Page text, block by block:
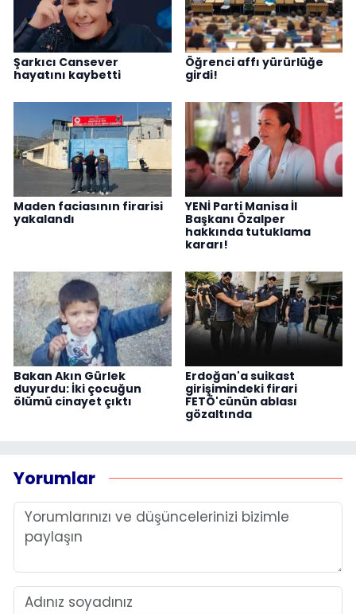
Şarkıcı Cansever
hayatını kaybetti
Öğrenci affı yürürlüğe
girdi!
Maden faciasının firarisi
yakalandı
YENİ Parti Manisa İl
Başkanı Özalper
hakkında tutuklama
kararı!
Bakan Akın Gürlek
duyurdu: İki çocuğun
ölümü cinayet çıktı
Erdoğan'a suikast
girişimindeki firari
FETÖ'cünün ablası
gözaltında
Yorumlar